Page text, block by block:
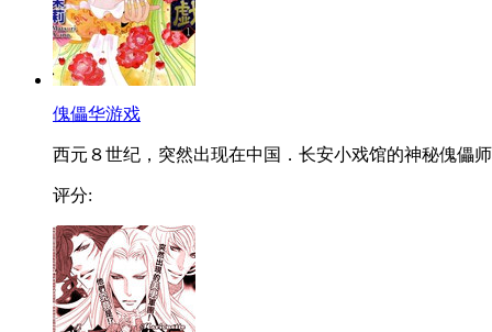
傀儡华游戏
西元８世纪，突然出现在中国．长安小戏馆的神秘傀儡
评分: